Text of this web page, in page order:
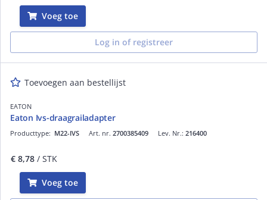
Voeg toe
Log in of registreer
Toevoegen aan bestellijst
EATON
Eaton Ivs-draagrailadapter
Art. nr. 2700385409
Producttype: M22-IVS Lev. Nr.: 216400
€ 8,78 / STK
Voeg toe